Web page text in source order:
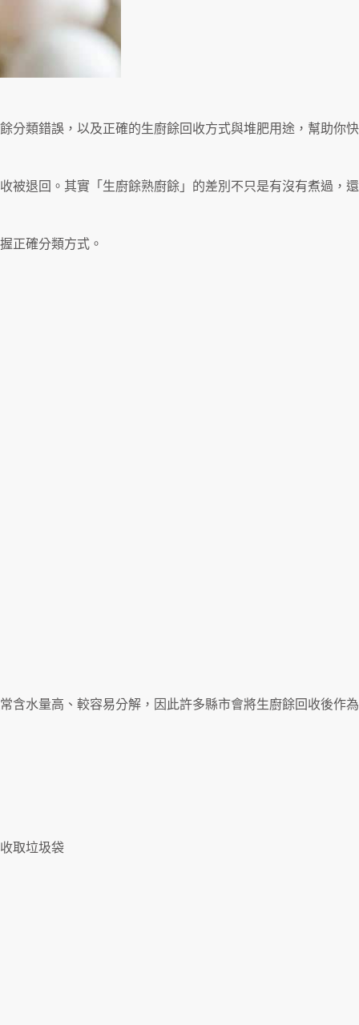
分類錯誤，以及正確的生廚餘回收方式與堆肥用途，幫助你快
被退回。其實「生廚餘熟廚餘」的差別不只是有沒有煮過，還
正確分類方式。
含水量高、較容易分解，因此許多縣市會將生廚餘回收後作為
取垃圾袋